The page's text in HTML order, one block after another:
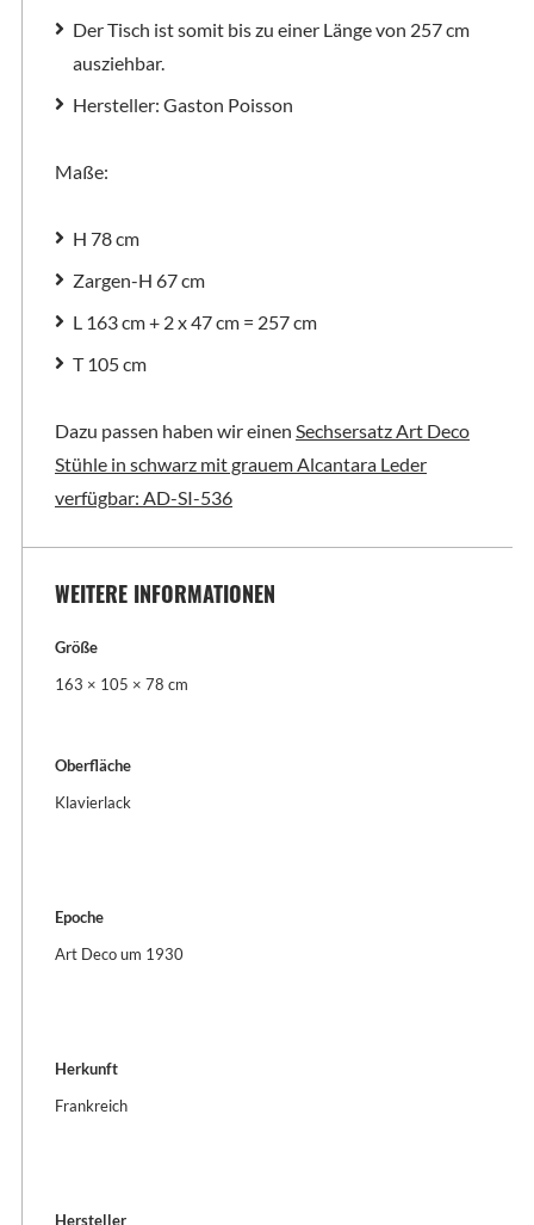
Der Tisch ist somit bis zu einer Länge von 257 cm
ausziehbar.
Hersteller: Gaston Poisson
Maße:
H 78 cm
Zargen-H 67 cm
L 163 cm + 2 x 47 cm = 257 cm
T 105 cm
Dazu passen haben wir einen Sechsersatz Art Deco
Stühle in schwarz mit grauem Alcantara Leder
verfügbar: AD-SI-536
WEITERE INFORMATIONEN
Größe
163 × 105 × 78 cm
Oberfläche
Klavierlack
Epoche
Art Deco um 1930
Herkunft
Frankreich
Hersteller